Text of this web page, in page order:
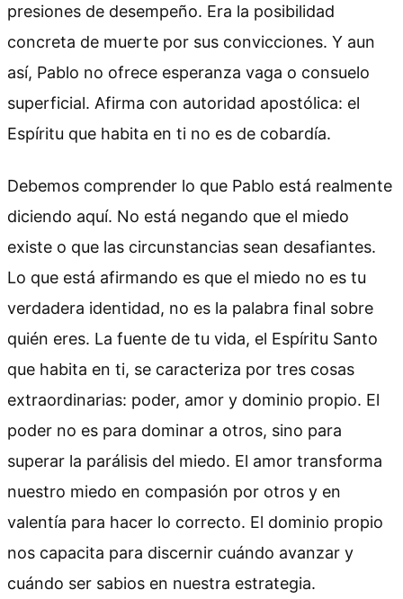
presiones de desempeño. Era la posibilidad
concreta de muerte por sus convicciones. Y aun
así, Pablo no ofrece esperanza vaga o consuelo
superficial. Afirma con autoridad apostólica: el
Espíritu que habita en ti no es de cobardía.
Debemos comprender lo que Pablo está realmente
diciendo aquí. No está negando que el miedo
existe o que las circunstancias sean desafiantes.
Lo que está afirmando es que el miedo no es tu
verdadera identidad, no es la palabra final sobre
quién eres. La fuente de tu vida, el Espíritu Santo
que habita en ti, se caracteriza por tres cosas
extraordinarias: poder, amor y dominio propio. El
poder no es para dominar a otros, sino para
superar la parálisis del miedo. El amor transforma
nuestro miedo en compasión por otros y en
valentía para hacer lo correcto. El dominio propio
nos capacita para discernir cuándo avanzar y
cuándo ser sabios en nuestra estrategia.